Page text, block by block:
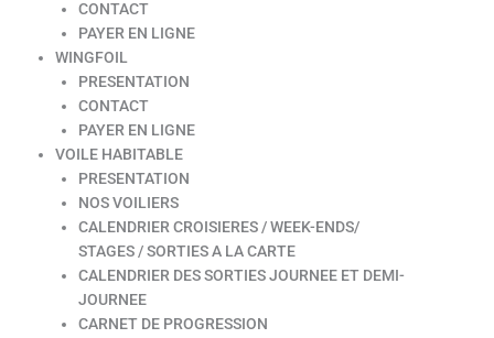
CONTACT
PAYER EN LIGNE
WINGFOIL
PRESENTATION
CONTACT
PAYER EN LIGNE
VOILE HABITABLE
PRESENTATION
NOS VOILIERS
CALENDRIER CROISIERES / WEEK-ENDS/
STAGES / SORTIES A LA CARTE
CALENDRIER DES SORTIES JOURNEE ET DEMI-
JOURNEE
CARNET DE PROGRESSION